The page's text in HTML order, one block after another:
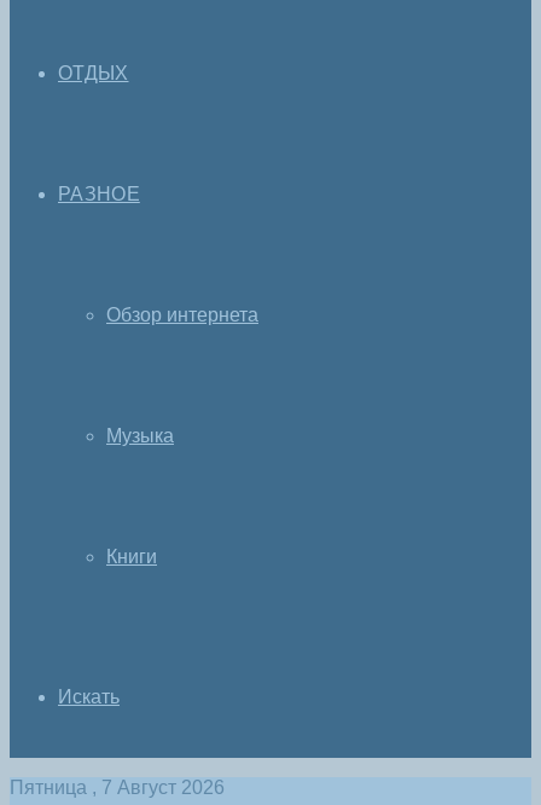
ОТДЫХ
РАЗНОЕ
Обзор интернета
Музыка
Книги
Искать
Пятница , 7 Август 2026